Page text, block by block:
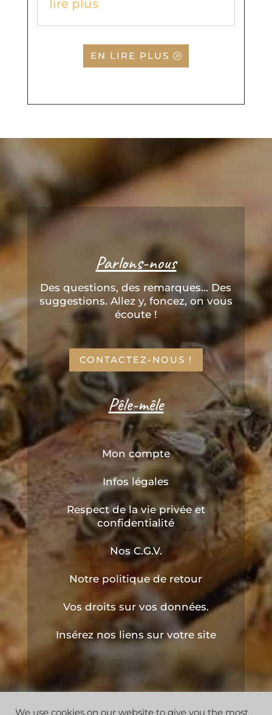
lire plus
EN LIRE PLUS
Parlons-nous
Des questions, des remarques... Des
suggestions. Allez y, foncez, on vous
écoute !
CONTACTEZ-NOUS !
Pêle-mêle
Mon compte
Infos légales
Respect de la vie privée et
confidentialité
Nos C.G.V.
Notre politique de retour
Vos droits sur vos données.
Insérez nos liens sur votre site
We use cookies on our website to give you the most